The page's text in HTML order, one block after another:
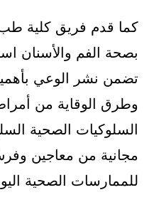
كما قدم فريق كلية طب
تضمن نشر الوعي
وطرق الوقاية من
السلوكيات الصحية
مجانية من معاجين
للممارسات الصحية